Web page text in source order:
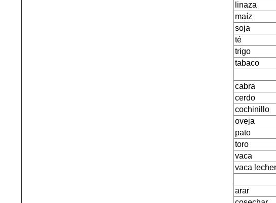
linaza
maíz
soja
té
trigo
tabaco
cabra
cerdo
cochinillo
oveja
pato
toro
vaca
vaca
arar